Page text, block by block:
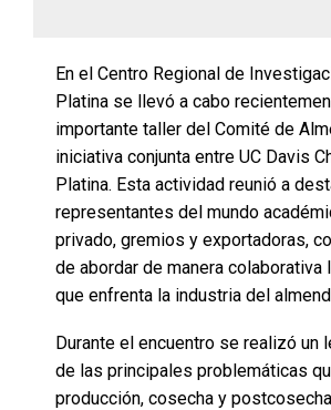
En el Centro Regional de
Platina se llevó a cabo
importante taller del Comité de
iniciativa conjunta entre UC Davis
Platina. Esta actividad reunió a
representantes del mundo
privado, gremios y exportadoras,
de abordar de manera
que enfrenta la industria del
Durante el encuentro se realizó un
de las principales problemáticas
producción, cosecha y